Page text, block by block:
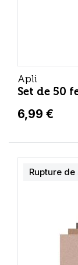
Apli
Set de 50
6,99 €
Rupture